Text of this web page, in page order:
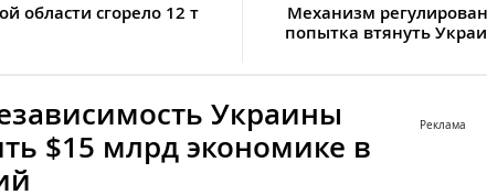
области сгорело 12 т
Механизм
попытка втянуть
Украины
$15 млрд экономике в
Реклама